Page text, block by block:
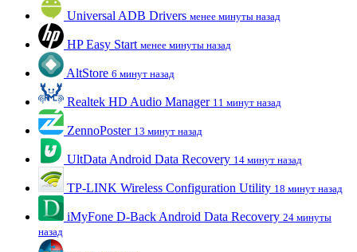
Universal ADB Drivers менее минуты назад
HP Easy Start менее минуты назад
AltStore 6 минут назад
Realtek HD Audio Manager 11 минут назад
ZennoPoster 13 минут назад
UltData Android Data Recovery 14 минут назад
TP-LINK Wireless Configuration Utility 18 минут назад
iMyFone D-Back Android Data Recovery 24 минуты
назад